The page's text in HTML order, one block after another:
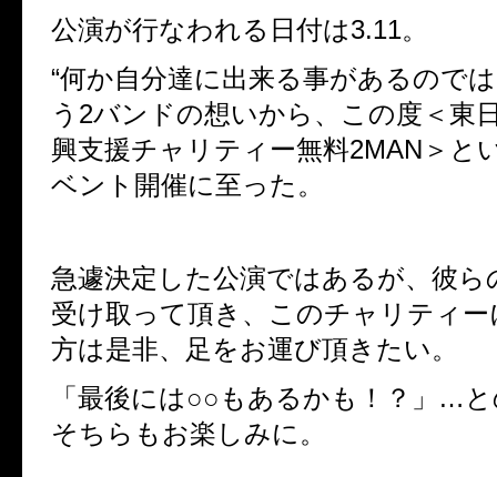
公演が行なわれる日付は3.11。
“何か自分達に出来る事があるので
う2バンドの想いから、この度＜東
興支援チャリティー無料2MAN＞と
ベント開催に至った。
急遽決定した公演ではあるが、彼ら
受け取って頂き、このチャリティー
方は是非、足をお運び頂きたい。
「最後には○○もあるかも！？」…
そちらもお楽しみに。